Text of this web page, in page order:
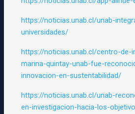
https://noticias.unab.cl/unab-
universidades/
https://noticias.unab.cl/centro-de-
marina-quintay-unab-fue-
innovacion-en-sustentabilidad/
https://noticias.unab.cl/unab-
en-investigacion-hacia-los-